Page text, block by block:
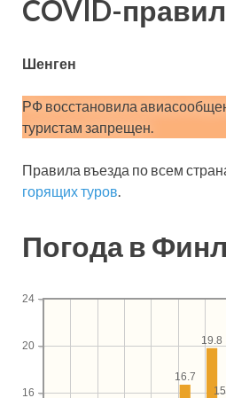
COVID-
Шенген
РФ восстановила
туристам запрещен.
Правила въезда по всем
горящих туров.
Погода в